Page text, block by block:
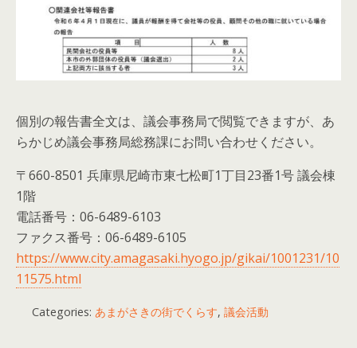
個別の報告書全文は、議会事務局で閲覧できますが、あ
らかじめ議会事務局総務課にお問い合わせください。
〒660-8501 兵庫県尼崎市東七松町1丁目23番1号 議会棟
1階
電話番号：06-6489-6103
ファクス番号：06-6489-6105
https://www.city.amagasaki.hyogo.jp/gikai/1001231/10
11575.html
Categories: あまがさきの街でくらす, 議会活動